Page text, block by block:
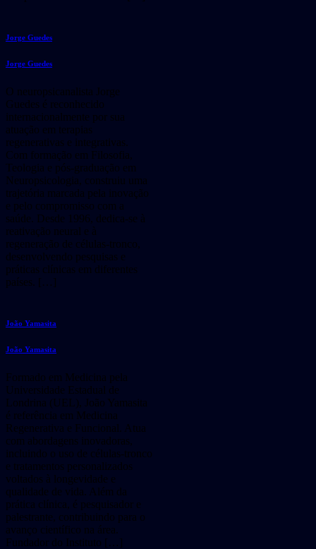
Jorge Guedes
Jorge Guedes
O neuropsicanalista Jorge
Guedes é reconhecido
internacionalmente por sua
atuação em terapias
regenerativas e integrativas.
Com formação em Filosofia,
Teologia e pós-graduação em
Neuropsicologia, construiu uma
trajetória marcada pela inovação
e pelo compromisso com a
saúde. Desde 1996, dedica-se à
reativação neural e à
regeneração de células-tronco,
desenvolvendo pesquisas e
práticas clínicas em diferentes
países. […]
João Yamasita
João Yamasita
Formado em Medicina pela
Universidade Estadual de
Londrina (UEL), João Yamasita
é referência em Medicina
Regenerativa e Funcional. Atua
com abordagens inovadoras,
incluindo o uso de células-tronco
e tratamentos personalizados
voltados à longevidade e
qualidade de vida. Além da
prática clínica, é pesquisador e
palestrante, contribuindo para o
avanço científico na área.
Fundador do Instituto […]